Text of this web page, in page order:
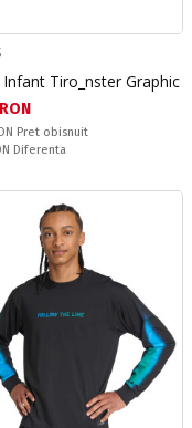
Tiro_nster Graphic
цена:
Pret obisnuit
Diferenta